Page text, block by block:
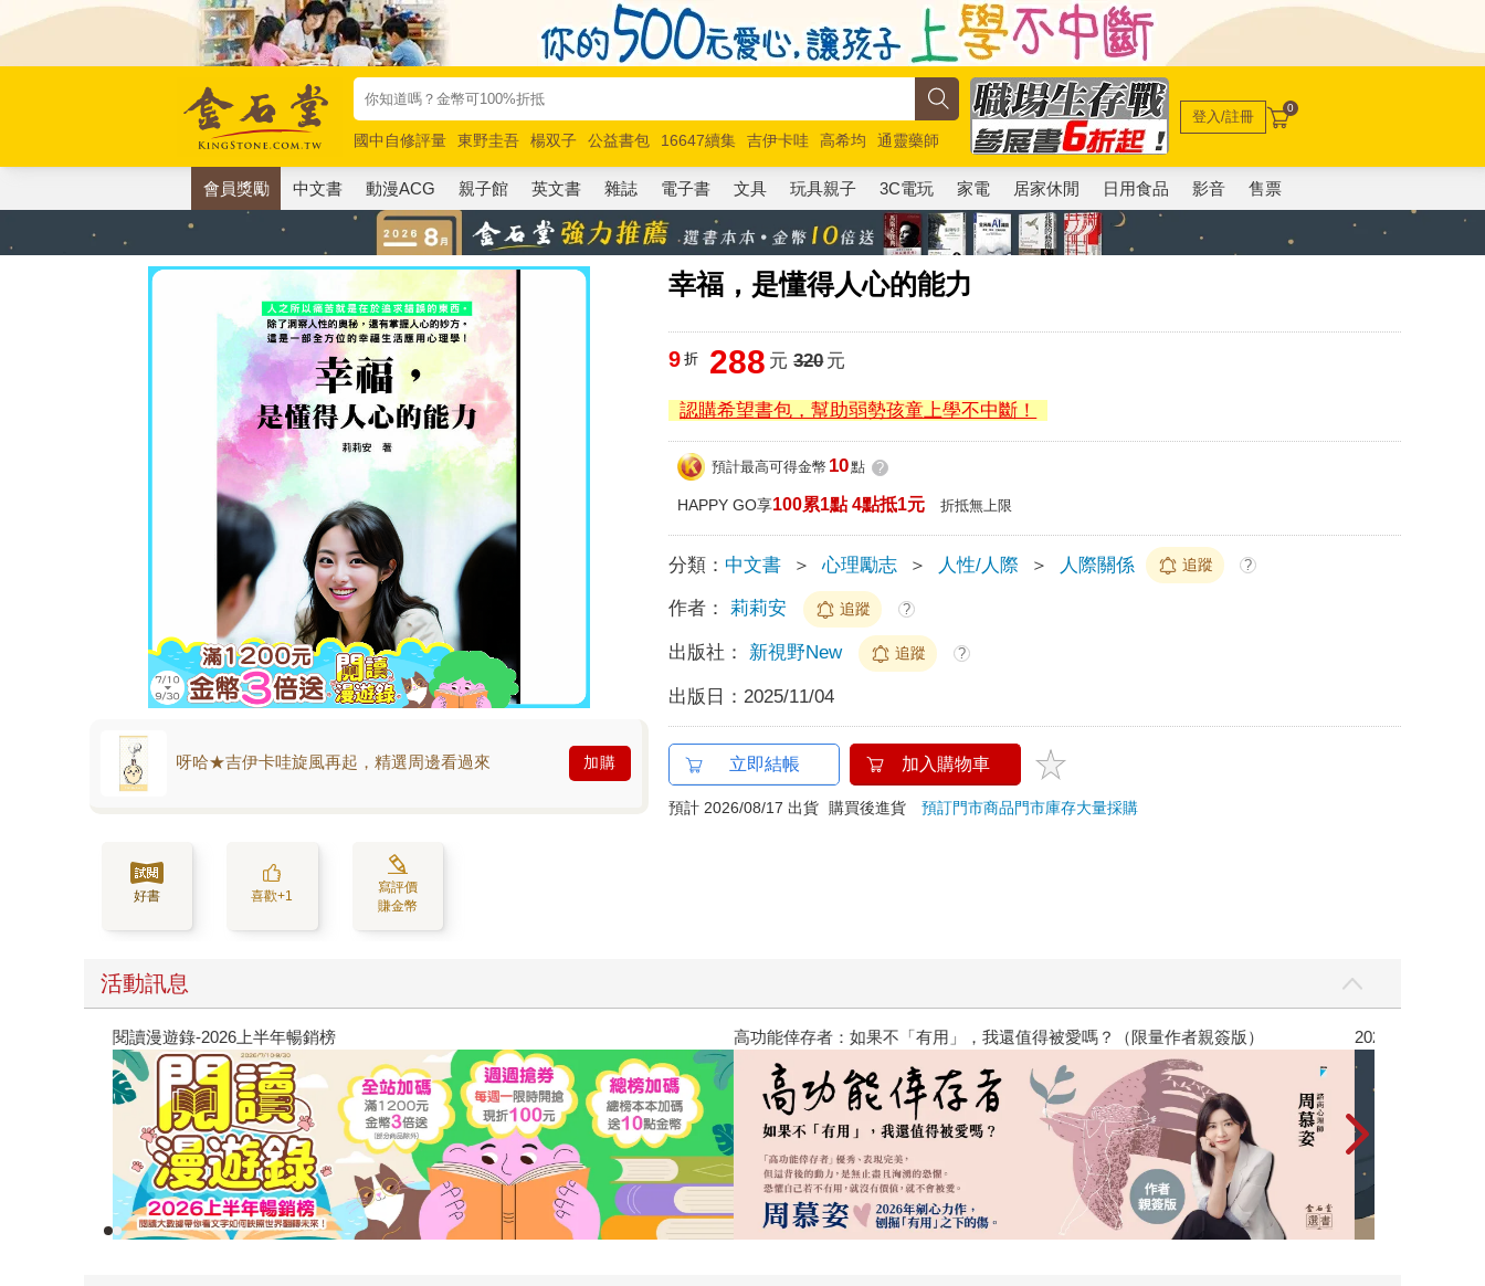
國中自修評量 東野圭吾 楊双子 公益書包 16647續集 吉伊卡哇 高希均
通靈藥師
唯紅花綻放
奧德賽 路邊攤新作 馬斯克 玩具總動員5 超慢跑
登入/註冊 0
會員獎勵 中文書 動漫ACG 親子館 英文書 雜誌 電子書 文具 玩具親子 3C電玩 家電 居家休閒 日用食品 影音 售票
幸福，是懂得人心的能力
呀哈★吉伊卡哇旋風再起，精選周邊看過來 加購
好書 喜歡+1
寫評價
賺金幣
9 折 288 元 320元
認購希望書包，幫助弱勢孩童上學不中斷！
預計最高可得金幣 10點 ?
HAPPY GO享100累1點 4點抵1元 折抵無上限
分類： 中文書 ＞ 心理勵志 ＞ 人性/人際 ＞ 人際關係 追蹤 ?
作者： 莉莉安 追蹤 ?
出版社： 新視野New 追蹤 ?
出版日： 2025/11/04
立即結帳 加入購物車
預計 2026/08/17 出貨 購買後進貨預訂門市商品門市庫存大量採購
活動訊息
閱讀漫遊錄-2026上半年暢銷榜 高功能倖存者：如果不「有用」，我還值得被愛嗎？（限量作者親簽版） 2026年8月金石